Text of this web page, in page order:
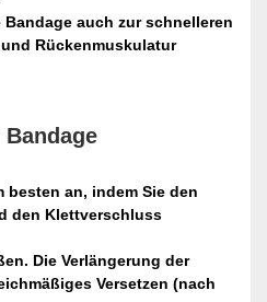
auch zur schnelleren
Rückenmuskulatur
besten an, indem Sie den
den Klettverschluss
Die Verlängerung der
Versetzen (nach